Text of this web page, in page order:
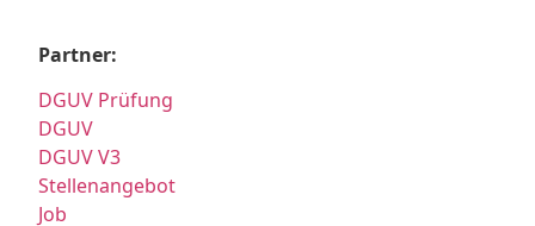
Partner:
DGUV Prüfung
DGUV
DGUV V3
Stellenangebot
Job